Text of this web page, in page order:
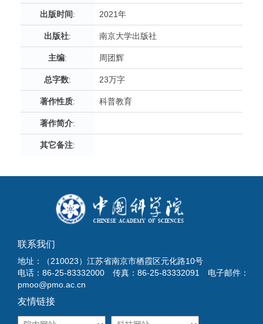
出版时间: 2021年
出版社: 南京大学出版社
主编: 周团辉
总字数: 23万字
著作性质: 科普教育
著作简介:
其它备注:
联系我们
地址：（210023）江苏省南京市栖霞区元化路10号
电话：86-25-83332000 传真：86-25-83332091 电子邮件：
pmoo@pmo.ac.cn
友情链接